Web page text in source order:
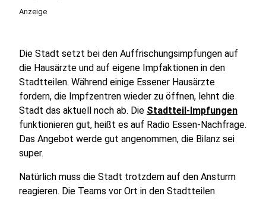
Anzeige
Die Stadt setzt bei den Auffrischungsimpfungen auf
die Hausärzte und auf eigene Impfaktionen in den
Stadtteilen. Während einige Essener Hausärzte
fordern, die Impfzentren wieder zu öffnen, lehnt die
Stadt das aktuell noch ab. Die Stadtteil-Impfungen
funktionieren gut, heißt es auf Radio Essen-Nachfrage.
Das Angebot werde gut angenommen, die Bilanz sei
super.
Natürlich muss die Stadt trotzdem auf den Ansturm
reagieren. Die Teams vor Ort in den Stadtteilen